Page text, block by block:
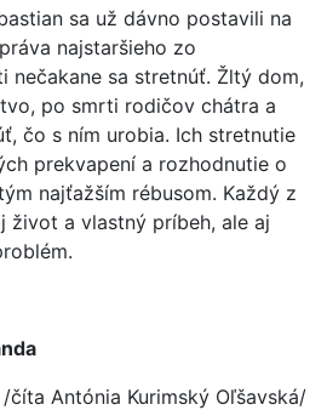
sa už dávno postavili na
najstaršieho zo
nečakane sa stretnúť. Žltý dom,
po smrti rodičov chátra a
čo s ním urobia. Ich stretnutie
prekvapení a rozhodnutie o
najťažším rébusom. Každý z
život a vlastný príbeh, ale aj
číta Antónia Kurimský Oľšavská/